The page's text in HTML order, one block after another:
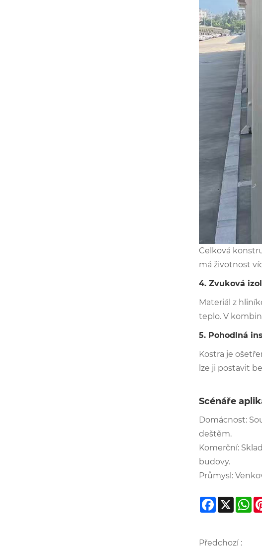
Celková
má životnost
4. Zvuková
Materiál z
teplo. V
5. Pohodlná
Kostra je
lze ji postavit
Scénáře
Domácnost:
deštěm.
Komerční:
budovy. ‌
Průmysl:
Facebook
X
Předchozí :